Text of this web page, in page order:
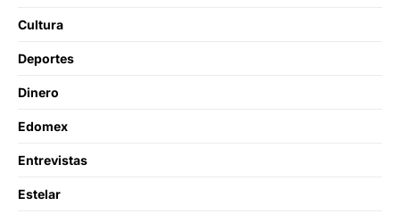
Cultura
Deportes
Dinero
Edomex
Entrevistas
Estelar